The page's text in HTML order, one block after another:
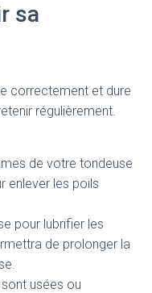
sa
correctement et dure
régulièrement.
de votre tondeuse
enlever les poils
pour lubrifier les
de prolonger la
usées ou